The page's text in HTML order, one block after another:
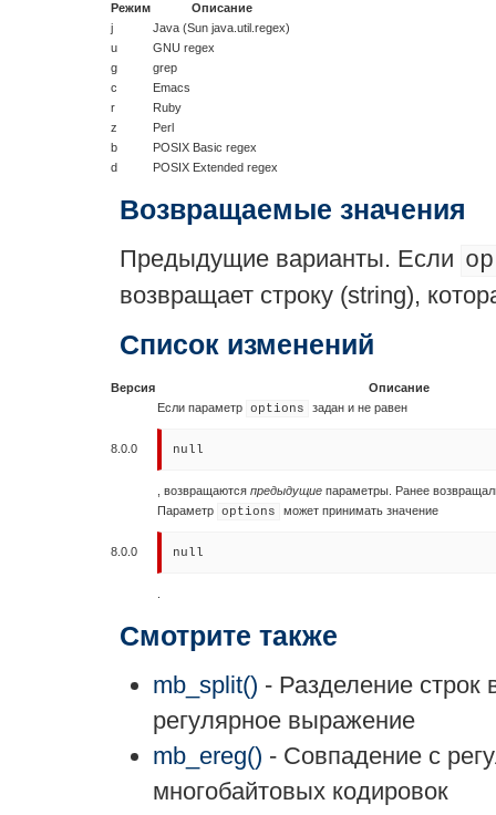
Режим
Описание
j
Java (Sun java.util.regex)
u
GNU regex
g
grep
c
Emacs
r
Ruby
z
Perl
b
POSIX Basic regex
d
POSIX Extended regex
Возвращаемые значения
Предыдущие варианты. Если
возвращает строку (string),
Список изменений
Версия Описание
8.0.0
Если параметр options задан и не равен
null
, возвращаются предыдущие параметры. Ранее
8.0.0
Параметр options может принимать значение
null
Смотрите также
mb_split() - Разделение строк
регулярное выражение
mb_ereg() - Совпадение с
многобайтовых кодировок